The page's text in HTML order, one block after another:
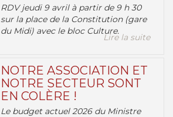
RDV jeudi 9 avril à partir de 9 h 30
sur la place de la Constitution (gare
du Midi) avec le bloc Culture.
Lire la suite
NOTRE ASSOCIATION ET
NOTRE SECTEUR SONT
EN COLÈRE !
Le budget actuel 2026 du Ministre